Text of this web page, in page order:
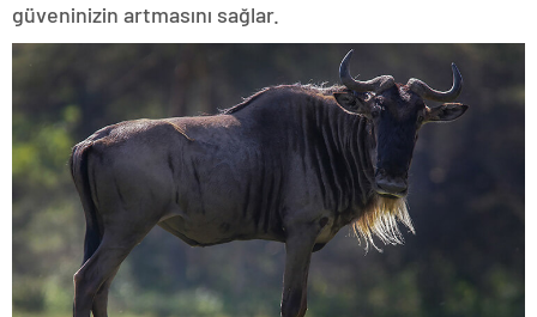
güveninizin artmasını sağlar.